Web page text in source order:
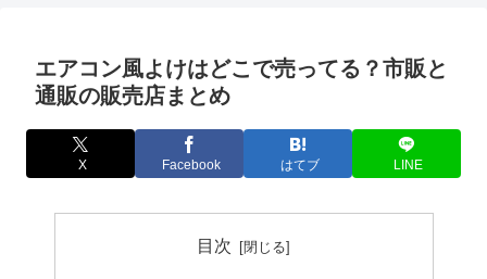
エアコン風よけはどこで売ってる？市販と
通販の販売店まとめ
X Facebook はてブ LINE
目次